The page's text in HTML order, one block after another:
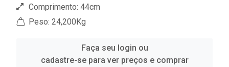
Comprimento: 44cm
Peso: 24,200Kg
Faça seu login ou
cadastre-se para ver preços e comprar